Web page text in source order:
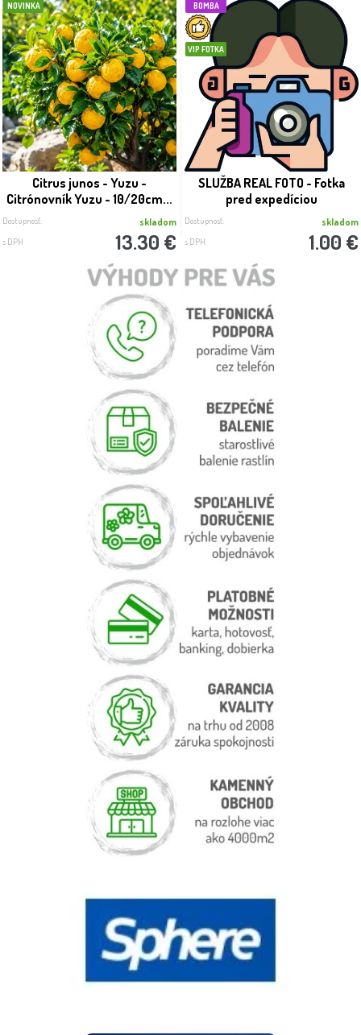
NOVINKA
Citrus junos - Yuzu -
Citrónovník Yuzu - 10/20cm...
Dostupnosť: skladom
s DPH 13.30 €
BOMBA
VIP FOTKA
SLUŽBA REAL FOTO - Fotka
pred expedíciou
Dostupnosť: skladom
s DPH 1.00 €